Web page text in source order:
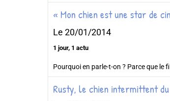
« Mon chien est une star de
Le 20/01/2014
1 jour, 1 actu
Pourquoi en parle-t-on ? Parce que le
Rusty, le chien intermittent